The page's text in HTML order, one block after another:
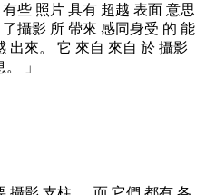
些 照片 具有 超越 表面 意思
攝影 所 帶來 感同身受 的 能
出來。 它 來自 來自 於 攝影
」